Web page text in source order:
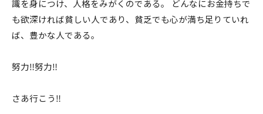
識を身につけ、人格をみがくのである。 どんなにお金持ちで
も欲深ければ貧しい人であり、貧乏でも心が満ち足りていれ
ば、豊かな人である。
努力‼️努力‼️
さあ行こう‼️